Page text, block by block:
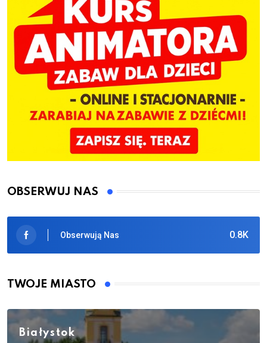
OBSERWUJ NAS
0.8K
Obserwują Nas
TWOJE MIASTO
Białystok